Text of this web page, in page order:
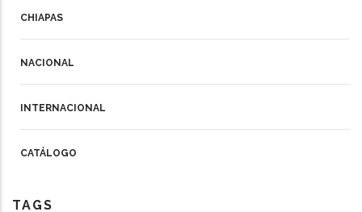
CHIAPAS
NACIONAL
INTERNACIONAL
CATÁLOGO
TAGS